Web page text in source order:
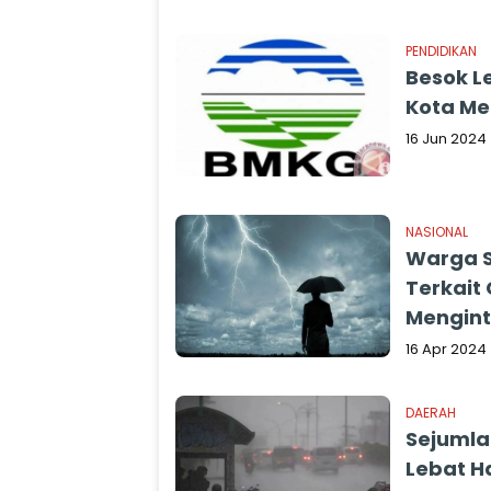
PENDIDIKAN
Besok
Kota
16 Jun 2024
NASIONAL
Warga
Terkait
16 Apr 2024
DAERAH
Lebat